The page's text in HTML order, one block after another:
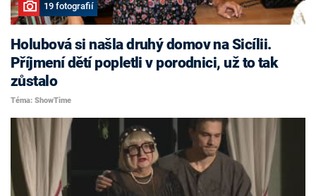
19 fotografií
Holubová si našla druhý domov na Sicílii.
Příjmení dětí popletli v porodnici, už to tak
zůstalo
Téma: ShowTime